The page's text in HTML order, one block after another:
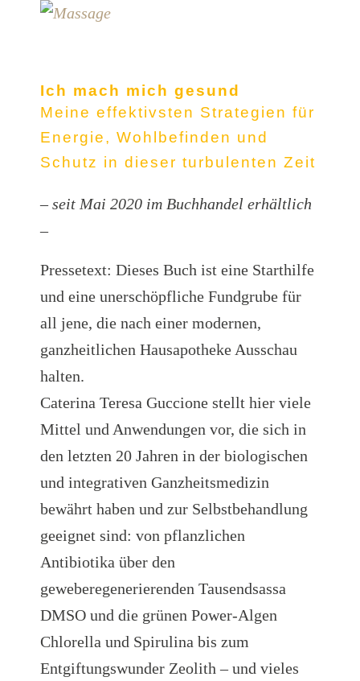
Ich mach mich gesund
Meine effektivsten Strategien für
Energie, Wohlbefinden und
Schutz in dieser turbulenten Zeit
– seit Mai 2020 im Buchhandel erhältlich
–
Pressetext: Dieses Buch ist eine Starthilfe
und eine unerschöpfliche Fundgrube für
all jene, die nach einer modernen,
ganzheitlichen Hausapotheke Ausschau
halten.
Caterina Teresa Guccione stellt hier viele
Mittel und Anwendungen vor, die sich in
den letzten 20 Jahren in der biologischen
und integrativen Ganzheitsmedizin
bewährt haben und zur Selbstbehandlung
geeignet sind: von pflanzlichen
Antibiotika über den
geweberegenerierenden Tausendsassa
DMSO und die grünen Power-Algen
Chlorella und Spirulina bis zum
Entgiftungswunder Zeolith – und vieles